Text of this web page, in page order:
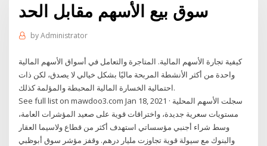
سوق بيع الأسهم مقابل الحد
byAdministrator
كيفية تجارة الأسهم المالية. المتاجرة والتعامل في أسواق الأسهم المالية
واحدة من أكثر الأنشطة المربحة ماليًا بشكل خيالي لا يصدق، لكن ذات
احتمالية الخسارة المالية المحبطة والمؤلمة كذلك.
See full list on mawdoo3.com Jan 18, 2021 · سجلت الأسهم المحلية
مستويات سعرية جديدة، واختراقات قوية على صعيد المؤشرات العامة،
وسط شراء أجنبي مؤسساتي استهدف أكثر من قطاع ولاسيما العقار
والبنوك مع سيولة قوية تجاوزت مليار درهم. وقفز مؤشر سوق أبوظبي